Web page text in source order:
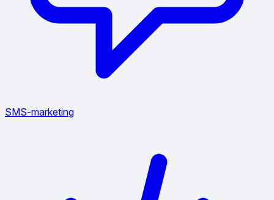
SMS-marketing